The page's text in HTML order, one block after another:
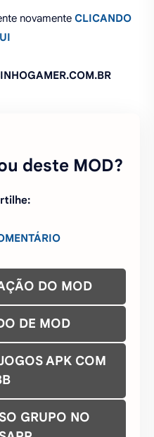
novamente CLICANDO
deste MOD?
DO MOD
DE MOD
APK COM
GRUPO NO